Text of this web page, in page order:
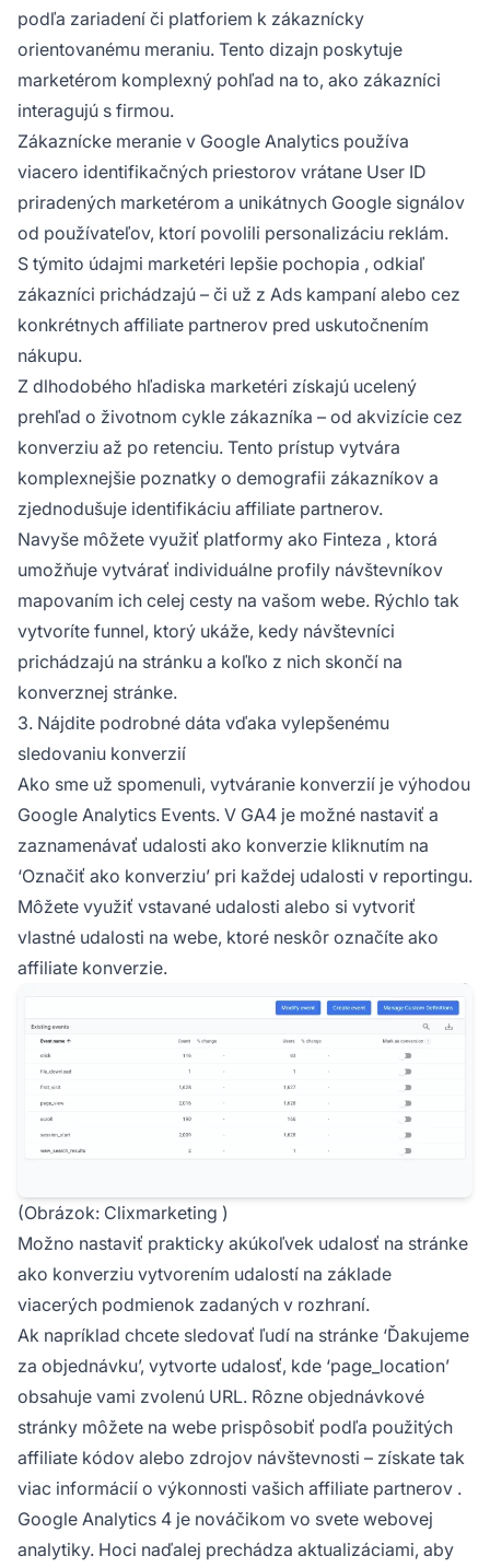
podľa zariadení či platforiem k zákaznícky
orientovanému meraniu. Tento dizajn poskytuje
marketérom komplexný pohľad na to, ako zákazníci
interagujú s firmou.
Zákaznícke meranie v Google Analytics používa
viacero identifikačných priestorov vrátane User ID
priradených marketérom a unikátnych Google signálov
od používateľov, ktorí povolili personalizáciu reklám.
S týmito údajmi marketéri lepšie pochopia , odkiaľ
zákazníci prichádzajú – či už z Ads kampaní alebo cez
konkrétnych affiliate partnerov pred uskutočnením
nákupu.
Z dlhodobého hľadiska marketéri získajú ucelený
prehľad o životnom cykle zákazníka – od akvizície cez
konverziu až po retenciu. Tento prístup vytvára
komplexnejšie poznatky o demografii zákazníkov a
zjednodušuje identifikáciu affiliate partnerov.
Navyše môžete využiť platformy ako Finteza , ktorá
umožňuje vytvárať individuálne profily návštevníkov
mapovaním ich celej cesty na vašom webe. Rýchlo tak
vytvoríte funnel, ktorý ukáže, kedy návštevníci
prichádzajú na stránku a koľko z nich skončí na
konverznej stránke.
3. Nájdite podrobné dáta vďaka vylepšenému
sledovaniu konverzií
Ako sme už spomenuli, vytváranie konverzií je výhodou
Google Analytics Events. V GA4 je možné nastaviť a
zaznamenávať udalosti ako konverzie kliknutím na
‘Označiť ako konverziu’ pri každej udalosti v reportingu.
Môžete využiť vstavané udalosti alebo si vytvoriť
vlastné udalosti na webe, ktoré neskôr označíte ako
affiliate konverzie.
(Obrázok: Clixmarketing )
Možno nastaviť prakticky akúkoľvek udalosť na stránke
ako konverziu vytvorením udalostí na základe
viacerých podmienok zadaných v rozhraní.
Ak napríklad chcete sledovať ľudí na stránke ‘Ďakujeme
za objednávku’, vytvorte udalosť, kde ‘page_location’
obsahuje vami zvolenú URL. Rôzne objednávkové
stránky môžete na webe prispôsobiť podľa použitých
affiliate kódov alebo zdrojov návštevnosti – získate tak
viac informácií o výkonnosti vašich affiliate partnerov .
Google Analytics 4 je nováčikom vo svete webovej
analytiky. Hoci naďalej prechádza aktualizáciami, aby